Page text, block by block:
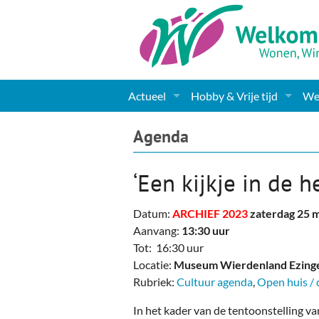
Actueel
Nieuws
Gemeente informatie
Dorpen
Woningaanbod
Columns & Redactioneel
Foto-pagina
Hobby & Vrije tijd
Kunst
Muziek
Toerisme & Musea
Podia & Dorpshuizen
Agenda
‘Een kijkje in de
Datum: ARCHIEF 2023zaterdag 25
Aanvang: 13:30 uur
Tot: 16:30 uur
Locatie: Museum Wierdenland
Rubriek: Cultuur agenda,Open huis /
In het kader van de tentoonstelling